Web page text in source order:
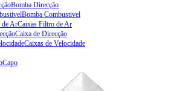
Bomba Direcção
Bomba Combustivel
Caixas Filtro de Ar
Caixa de Direcção
Caixas de Velocidade
Capo